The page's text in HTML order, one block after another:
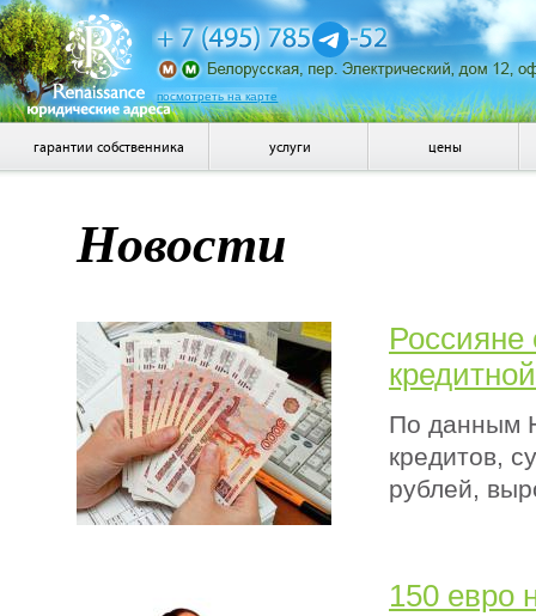
посмотреть на карте
гарантии собственника услуги цены
Новости
Россияне
По данным
кредитов,
рублей,
150 евро